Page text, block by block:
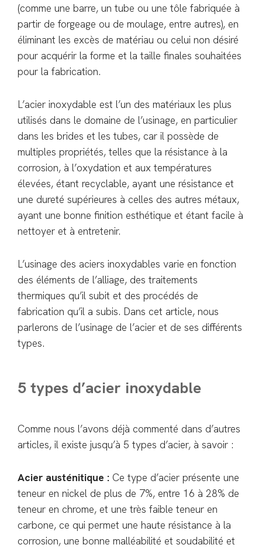
(comme une barre, un tube ou une tôle fabriquée à
partir de forgeage ou de moulage, entre autres), en
éliminant les excès de matériau ou celui non désiré
pour acquérir la forme et la taille finales souhaitées
pour la fabrication.
L’acier inoxydable est l’un des matériaux les plus
utilisés dans le domaine de l’usinage, en particulier
dans les brides et les tubes, car il possède de
multiples propriétés, telles que la résistance à la
corrosion, à l’oxydation et aux températures
élevées, étant recyclable, ayant une résistance et
une dureté supérieures à celles des autres métaux,
ayant une bonne finition esthétique et étant facile à
nettoyer et à entretenir.
L’usinage des aciers inoxydables varie en fonction
des éléments de l’alliage, des traitements
thermiques qu’il subit et des procédés de
fabrication qu’il a subis. Dans cet article, nous
parlerons de l’usinage de l’acier et de ses différents
types.
5 types d’acier inoxydable
Comme nous l’avons déjà commenté dans d’autres
articles, il existe jusqu’à 5 types d’acier, à savoir :
Acier austénitique : Ce type d’acier présente une
teneur en nickel de plus de 7%, entre 16 à 28% de
teneur en chrome, et une très faible teneur en
carbone, ce qui permet une haute résistance à la
corrosion, une bonne malléabilité et soudabilité et